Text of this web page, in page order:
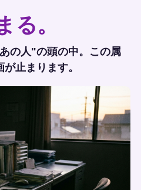
る。
の人"の頭の中。この属
止まります。